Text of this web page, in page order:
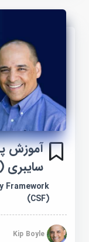
آموزش
سایبری NIST (CSF)
Framework
(CSF)
Kip Boyle